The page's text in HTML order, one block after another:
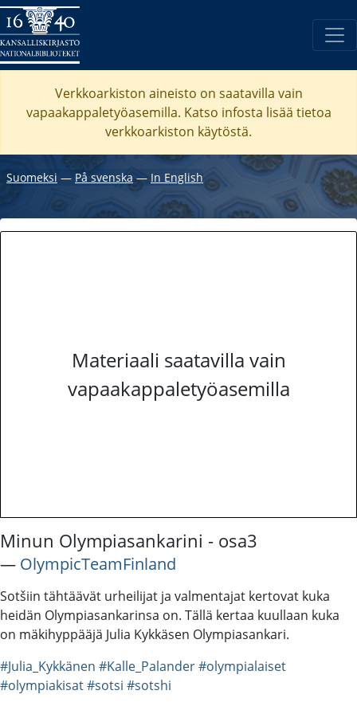
Verkkoarkiston aineisto on saatavilla vain
vapaakappaletyöasemilla. Katso infosta lisää tietoa
verkkoarkiston käytöstä.
Suomeksi ― På svenska― In English
Materiaali saatavilla vain
vapaakappaletyöasemilla
Minun Olympiasankarini - osa3
― OlympicTeamFinland
Sotšiin tähtäävät urheilijat ja valmentajat kertovat kuka
heidän Olympiasankarinsa on. Tällä kertaa kuullaan kuka
on mäkihyppääjä Julia Kykkäsen Olympiasankari.
#Julia_Kykkänen #Kalle_Palander#olympialaiset
#olympiakisat#sotsi #sotshi